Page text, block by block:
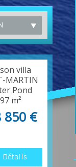
villa
MARTIN
Pond
m²
850 €
Détails